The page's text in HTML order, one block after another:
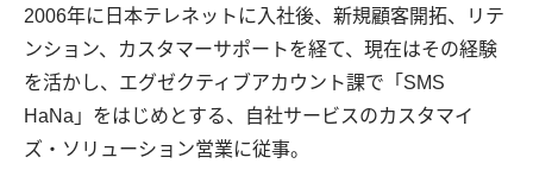
2006年に日本テレネットに入社後、新規顧客開拓、リテ
ンション、カスタマーサポートを経て、現在はその経験
を活かし、エグゼクティブアカウント課で「SMS
HaNa」をはじめとする、自社サービスのカスタマイ
ズ・ソリューション営業に従事。